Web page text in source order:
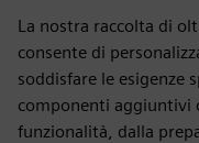
La nostra raccolta di
consente di
soddisfare le esigenze
componenti aggiuntivi
funzionalità, dalla